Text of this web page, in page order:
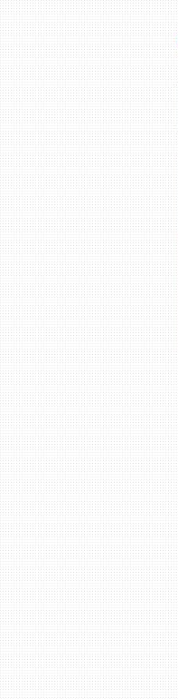
Passer
au
contenu
principal